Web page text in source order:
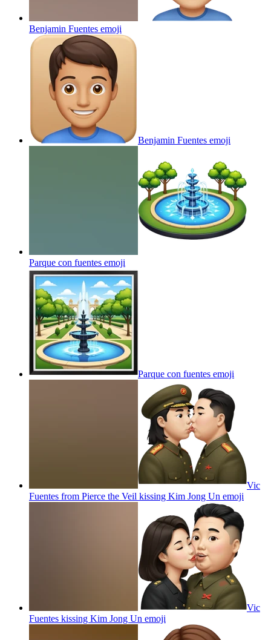
Benjamin Fuentes emoji
Benjamin Fuentes emoji
Parque con fuentes emoji
Parque con fuentes emoji
Vic
Fuentes from Pierce the Veil kissing Kim Jong Un emoji
Vic
Fuentes kissing Kim Jong Un emoji